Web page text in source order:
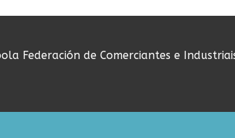
Federación de Comerciantes e